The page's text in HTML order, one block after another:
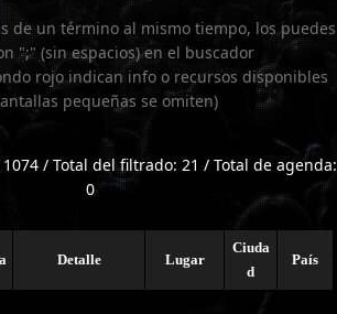
de un término al mismo tiempo, los puedes
";" (sin espacios) en el buscador
rojo indican info o recursos disponibles
pequeñas se omiten)
/ Total del filtrado: 21 / Total de agenda:
0
Detalle Lugar
Ciuda
d
País